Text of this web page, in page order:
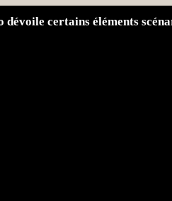
dévoile certains éléments